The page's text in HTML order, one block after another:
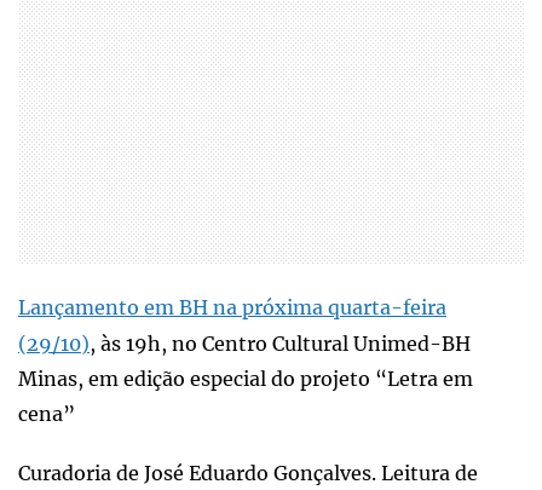
Lançamento em BH na próxima quarta-feira
(29/10), às 19h, no Centro Cultural Unimed-BH
Minas, em edição especial do projeto “Letra em
cena”
Curadoria de José Eduardo Gonçalves. Leitura de